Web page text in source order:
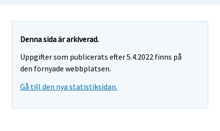
Denna sida är arkiverad.
Uppgifter som publicerats efter 5.4.2022 finns på
den förnyade webbplatsen.
Gå till den nya statistiksidan.